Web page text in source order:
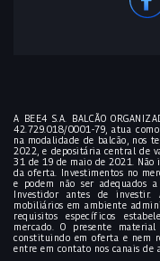
A BEE4 S.A. BALCÃO
42.729.018/0001-79, atua
na modalidade de balcão, nos
2022, e depositária central de
31 de 19 de maio de 2021. Não
da oferta. Investimentos no
e podem não ser adequados
Investidor antes de investir.
mobiliários em ambiente
requisitos específicos
mercado. O presente
constituindo em oferta e nem
entre em contato nos canais de